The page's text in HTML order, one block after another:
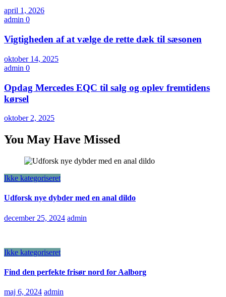
april 1, 2026
admin 0
Vigtigheden af at vælge de rette dæk til sæsonen
oktober 14, 2025
admin 0
Opdag Mercedes EQC til salg og oplev fremtidens
kørsel
oktober 2, 2025
You May Have Missed
Ikke kategoriseret
Udforsk nye dybder med en anal dildo
december 25, 2024 admin
Ikke kategoriseret
Find den perfekte frisør nord for Aalborg
maj 6, 2024 admin